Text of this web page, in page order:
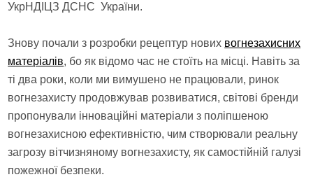
УкрНДІЦЗ ДСНС України.
Знову почали з розробки рецептур нових вогнезахисних
матеріалів, бо як відомо час не стоїть на місці. Навіть за
ті два роки, коли ми вимушено не працювали, ринок
вогнезахисту продовжував розвиватися, світові бренди
пропонували інноваційні матеріали з поліпшеною
вогнезахисною ефективністю, чим створювали реальну
загрозу вітчизняному вогнезахисту, як самостійній галузі
пожежної безпеки.